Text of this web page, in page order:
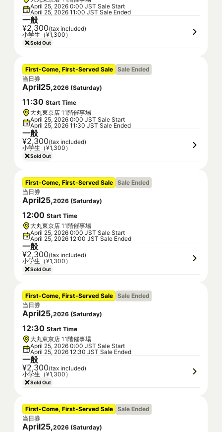
April 25, 2026 0:00 JST Sale Start
April 25, 2026 11:00 JST Sale Ended
一般
¥2,300(tax included)
小学生（¥1,300）
Sold Out
First-Come, First-Served Sale Sale Ended
当日券
April25,2026 (Saturday)
11:30 Start Time
大丸東京店 11階催事場
April 25, 2026 0:00 JST Sale Start
April 25, 2026 11:30 JST Sale Ended
一般
¥2,300(tax included)
小学生（¥1,300）
Sold Out
First-Come, First-Served Sale Sale Ended
当日券
April25,2026 (Saturday)
12:00 Start Time
大丸東京店 11階催事場
April 25, 2026 0:00 JST Sale Start
April 25, 2026 12:00 JST Sale Ended
一般
¥2,300(tax included)
小学生（¥1,300）
Sold Out
First-Come, First-Served Sale Sale Ended
当日券
April25,2026 (Saturday)
12:30 Start Time
大丸東京店 11階催事場
April 25, 2026 0:00 JST Sale Start
April 25, 2026 12:30 JST Sale Ended
一般
¥2,300(tax included)
小学生（¥1,300）
Sold Out
First-Come, First-Served Sale Sale Ended
当日券
April25,2026 (Saturday)